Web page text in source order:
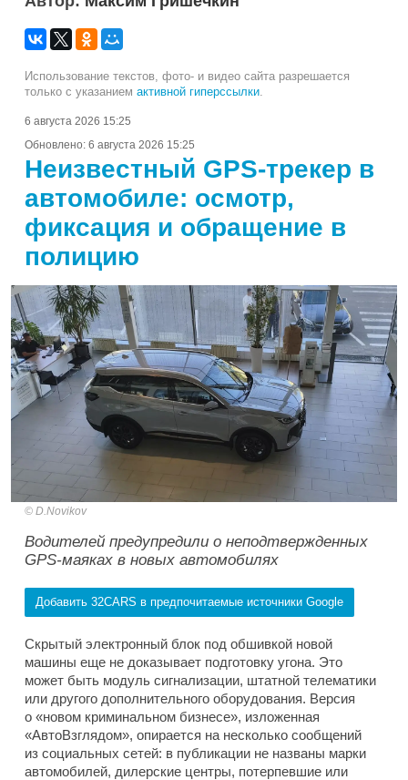
Использование текстов, фото- и видео сайта разрешается
только с указанием активной гиперссылки
6 августа 2026 15:25
Обновлено: 6 августа 2026 15:25
Неизвестный GPS-трекер в
автомобиле: осмотр,
фиксация и обращение в
полицию
D.Novikov
Водителей предупредили о неподтвержденных
GPS-маяках в новых автомобилях
Добавить 32CARS в предпочитаемые источники Google
Скрытый электронный блок под обшивкой новой
машины еще не доказывает подготовку угона. Это
может быть модуль сигнализации, штатной телематики
или другого дополнительного оборудования. Версия
о «новом криминальном бизнесе», изложенная
«АвтоВзглядом», опирается на несколько сообщений
из социальных сетей: в публикации не названы марки
автомобилей, дилерские центры, потерпевшие или